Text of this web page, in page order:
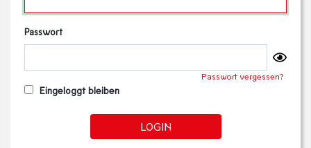
Passwort
Passwort vergessen?
Eingeloggt bleiben
LOGIN